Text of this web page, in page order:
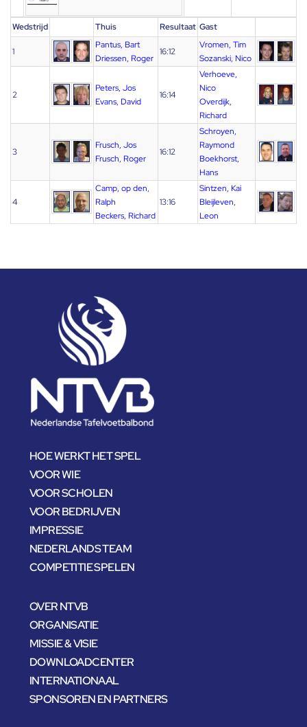
Wedstrijd Thuis Resultaat Gast
1
Pantus, Bart
Driessen, Roger
16:12
Vromen, Tim
Sozanski, Nico
2
Peters, Jos
Evans, David
16:14
Verhoeve,
Nico
Overdijk,
Richard
3
Frusch, Jos
Frusch, Roger
16:12
Schroyen,
Raymond
Boekhorst,
Hans
4
Camp, op den,
Ralph
Beckers, Richard
13:16
Sintzen, Kai
Bleijleven,
Leon
HOE WERKT HET SPEL
VOOR WIE
VOOR SCHOLEN
VOOR BEDRIJVEN
IMPRESSIE
NEDERLANDS TEAM
COMPETITIE SPELEN
OVER NTVB
ORGANISATIE
MISSIE & VISIE
DOWNLOADCENTER
INTERNATIONAAL
SPONSOREN EN PARTNERS